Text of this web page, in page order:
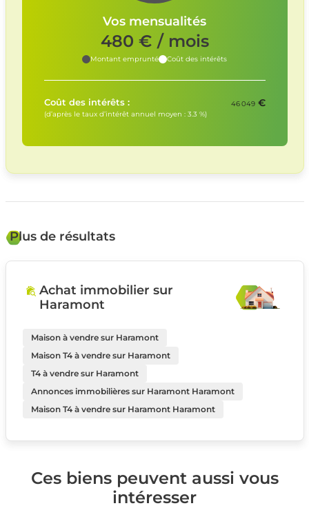
Vos mensualités
480 € / mois
Montant emprunté Coût des intérêts
Coût des intérêts : 46 049€
(d’après le taux d’intérêt annuel moyen : 3.3 %)
Plus de résultats
Achat immobilier sur
Haramont
Maison à vendre sur Haramont
Maison T4 à vendre sur Haramont
T4 à vendre sur Haramont
Annonces immobilières sur Haramont Haramont
Maison T4 à vendre sur Haramont Haramont
Ces biens peuvent aussi vous
intéresser